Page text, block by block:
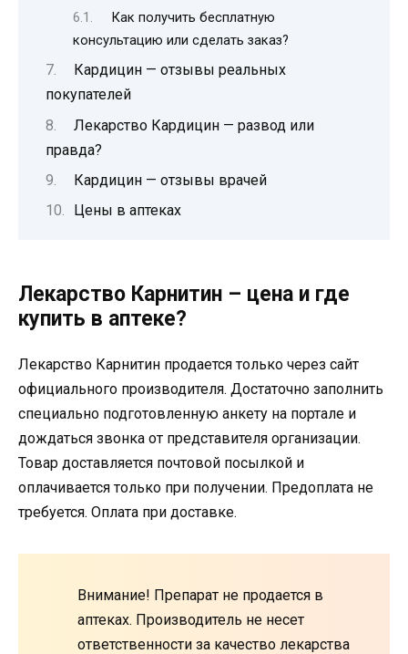
Как получить бесплатную
консультацию или сделать заказ?
Кардицин — отзывы реальных
покупателей
Лекарство Кардицин — развод или
правда?
Кардицин — отзывы врачей
Цены в аптеках
Лекарство Карнитин – цена и где
купить в аптеке?
Лекарство Карнитин продается только через сайт
официального производителя. Достаточно заполнить
специально подготовленную анкету на портале и
дождаться звонка от представителя организации.
Товар доставляется почтовой посылкой и
оплачивается только при получении. Предоплата не
требуется. Оплата при доставке.
Внимание! Препарат не продается в
аптеках. Производитель не несет
ответственности за качество лекарства